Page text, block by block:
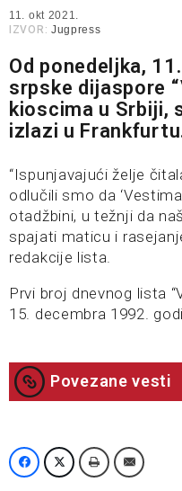
11. okt 2021.
IZVOR: Jugpress
Od ponedeljka,
srpske dijaspore
kioscima u Srbiji,
izlazi u
“Ispunjavajući želje
odlučili smo da
otadžbini, u težnji da
spajati maticu i
redakcije lista.
Prvi broj dnevnog lista
15. decembra 1992.
Povezane vesti